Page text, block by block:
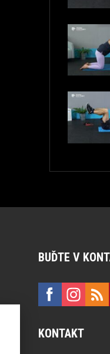
BUĎTE V
KONTAKT